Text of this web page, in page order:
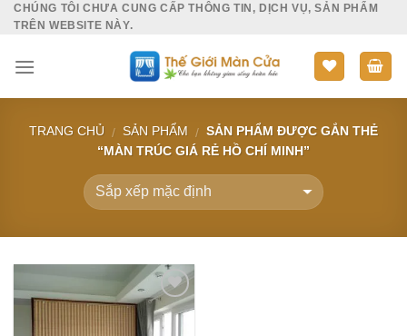
SkipCHÚNG TÔI CHƯA CUNG CẤP THÔNG TIN, DỊCH VỤ, SẢN PHẨM
TRÊN WEBSITE NÀY.
TRANG CHỦ / SẢN PHẨM / SẢN PHẨM ĐƯỢC GẮN THẺ
“MÀN TRÚC GIÁ RẺ HỒ CHÍ MINH”